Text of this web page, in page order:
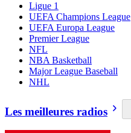
Ligue 1
UEFA Champions League
UEFA Europa League
Premier League
NFL
NBA Basketball
Major League Baseball
NHL
Les meilleures radios